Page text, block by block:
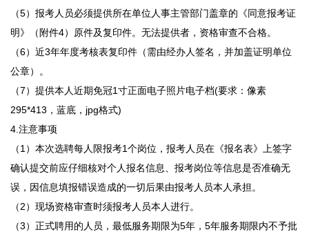
（5）报考人员必须提供所在单位人事主管部门盖章的《同意报考证
明》（附件4）原件及复印件。无法提供者，资格审查不合格。
（6）近3年年度考核表复印件（需由经办人签名，并加盖证明单位
公章）。
（7）提供本人近期免冠1寸正面电子照片电子档(要求：像素
295*413，蓝底，jpg格式)
4.注意事项
（1）本次选聘每人限报考1个岗位，报考人员在《报名表》上签字
确认提交前应仔细核对个人报名信息、报考岗位等信息是否准确无
误，因信息填报错误造成的一切后果由报考人员本人承担。
（2）现场资格审查时须报考人员本人进行。
（3）正式聘用的人员，最低服务期限为5年，5年服务期限内不予批